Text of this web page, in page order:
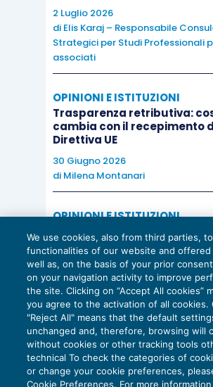
2 Luglio 2026
di Elis Karaj – Responsabile
Strategici per Studi Professionali
associati
OPINIONI E ISTITUZIONI
Trasparenza retributiva:
cambia con il recepimento
Direttiva UE
30 Giugno 2026
di Milena Montanari
OPINIONI E ISTITUZIONI
Valorizzare il potenziale
una riflessione sul futuro
consulenza del lavoro
15 Giugno 2026
di Milena Montanari
We use cookies, also from third parties,
functionalities of our website and offered
well as, on the basis of your prior
on your navigation activity to improve
the site. Clicking on “Accept All cookies”
you agree to the activation of all cookies.
"Reject All" means that the default
unchanged and, therefore, browsing will
without cookies or other tracking tools
technical To check the categories of
or change your cookie preferences,
Cookie Preferences. For more